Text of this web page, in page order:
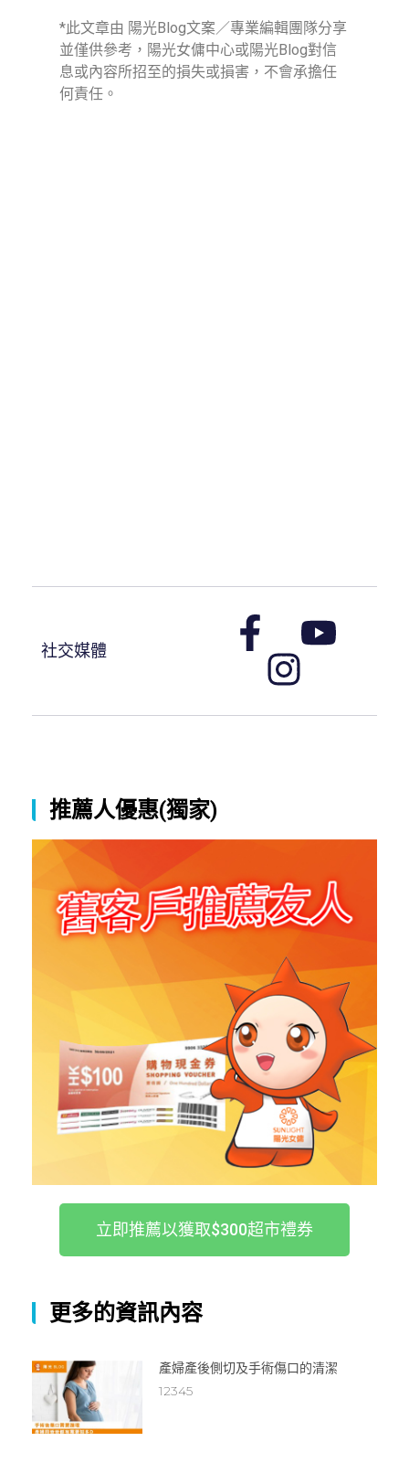
*此文章由 陽光Blog文案／專業編輯團隊分享
並僅供參考，陽光女傭中心或陽光Blog對信
息或內容所招至的損失或損害，不會承擔任
何責任。
社交媒體
推薦人優惠(獨家)
立即推薦以獲取$300超市禮券
更多的資訊內容
產婦產後側切及手術傷口的清潔
12345